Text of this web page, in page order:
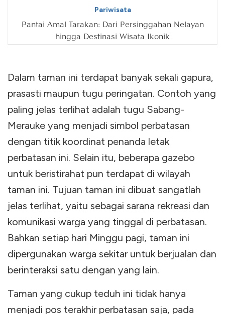
Pariwisata
Pantai Amal Tarakan: Dari Persinggahan Nelayan
hingga Destinasi Wisata Ikonik
Dalam taman ini terdapat banyak sekali gapura,
prasasti maupun tugu peringatan. Contoh yang
paling jelas terlihat adalah tugu Sabang-
Merauke yang menjadi simbol perbatasan
dengan titik koordinat penanda letak
perbatasan ini. Selain itu, beberapa gazebo
untuk beristirahat pun terdapat di wilayah
taman ini. Tujuan taman ini dibuat sangatlah
jelas terlihat, yaitu sebagai sarana rekreasi dan
komunikasi warga yang tinggal di perbatasan.
Bahkan setiap hari Minggu pagi, taman ini
dipergunakan warga sekitar untuk berjualan dan
berinteraksi satu dengan yang lain.
Taman yang cukup teduh ini tidak hanya
menjadi pos terakhir perbatasan saja, pada